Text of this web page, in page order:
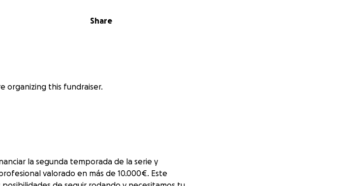
Share
organizing this fundraiser.
la segunda temporada de la serie y
valorado en más de 10.000€. Este